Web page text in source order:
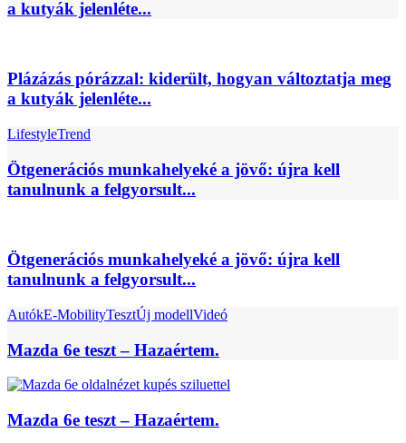
a kutyák jelenléte...
Plázázás pórázzal: kiderült, hogyan változtatja meg
a kutyák jelenléte...
LifestyleTrend
Ötgenerációs munkahelyeké a jövő: újra kell
tanulnunk a felgyorsult...
Ötgenerációs munkahelyeké a jövő: újra kell
tanulnunk a felgyorsult...
AutókE-MobilityTesztÚj modellVideó
Mazda 6e teszt – Hazaértem.
Mazda 6e teszt – Hazaértem.